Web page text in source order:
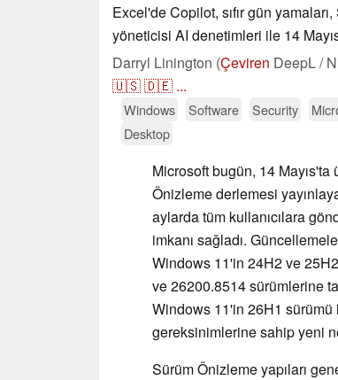
Excel'de Copilot, sıfır gün
yöneticisi AI denetimleri ile 14
Darryl Linington (Çeviren DeepL /
🇺🇸🇩🇪 ...
Windows Software Security
Desktop
Microsoft bugün, 14
Önizleme derlemesi
aylarda tüm kullanıcılara
imkanı sağladı.
Windows 11'in 24H2 ve
ve 26200.8514 sürümlerine
Windows 11'in 26H1 sürümü
gereksinimlerine sahip yeni
Sürüm Önizleme yapıları